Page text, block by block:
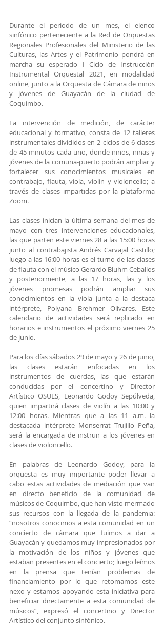
Durante el periodo de un mes, el elenco
sinfónico perteneciente a la Red de Orquestas
Regionales Profesionales del Ministerio de las
Culturas, las Artes y el Patrimonio pondrá en
marcha su esperado I Ciclo de Instrucción
Instrumental Orquestal 2021, en modalidad
online, junto a la Orquesta de Cámara de niños
y jóvenes de Guayacán de la ciudad de
Coquimbo.
La intervención de medición, de carácter
educacional y formativo, consta de 12 talleres
instrumentales divididos en 2 ciclos de 6 clases
de 45 minutos cada uno, donde niños, niñas y
jóvenes de la comuna-puerto podrán ampliar y
fortalecer sus conocimientos musicales en
contrabajo, flauta, viola, violín y violoncello; a
través de clases impartidas por la plataforma
Zoom.
Las clases inician la última semana del mes de
mayo con tres intervenciones educacionales,
las que parten este viernes 28 a las 15:00 horas
junto al contrabajista Andrés Carvajal Castillo;
luego a las 16:00 horas es el turno de las clases
de flauta con el músico Gerardo Bluhm Ceballos
y posteriormente, a las 17 horas, las y los
jóvenes promesas podrán ampliar sus
conocimientos en la viola junta a la destaca
intérprete, Polyana Brehmer Olivares. Este
calendario de actividades será replicado en
horarios e instrumentos el próximo viernes 25
de junio.
Para los días sábados 29 de mayo y 26 de junio,
las clases estarán enfocadas en los
instrumentos de cuerdas, las que estarán
conducidas por el concertino y Director
Artístico OSULS, Leonardo Godoy Sepúlveda,
quien impartirá clases de violín a las 10:00 y
12:00 horas. Mientras que a las 11 a.m. la
destacada intérprete Monserrat Trujillo Peña,
será la encargada de instruir a los jóvenes en
clases de violoncello.
En palabras de Leonardo Godoy, para la
orquesta es muy importante poder llevar a
cabo estas actividades de mediación que van
en directo beneficio de la comunidad de
músicos de Coquimbo, que han visto mermado
sus recursos con la llegada de la pandemia:
“nosotros conocimos a esta comunidad en un
concierto de cámara que fuimos a dar a
Guayacán y quedamos muy impresionados por
la motivación de los niños y jóvenes que
estaban presentes en el concierto; luego leímos
en la prensa que tenían problemas de
financiamiento por lo que retomamos este
nexo y estamos apoyando esta iniciativa para
beneficiar directamente a esta comunidad de
músicos”, expresó el concertino y Director
Artístico del conjunto sinfónico.